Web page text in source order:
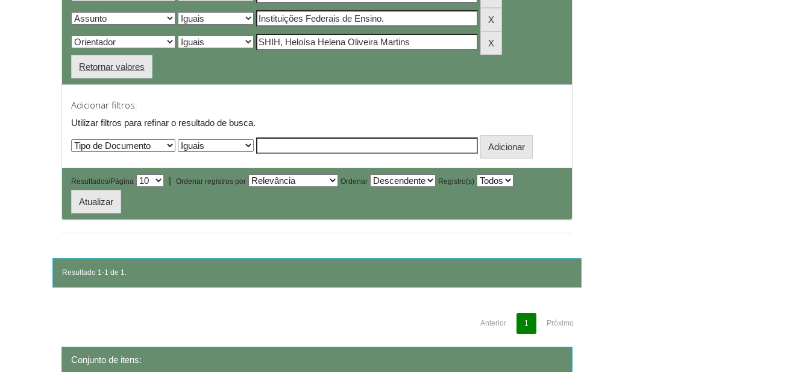
Retornar valores
Adicionar filtros:
Utilizar filtros para refinar o resultado de busca.
Resultados/Página | Ordenar registros por Ordenar Registro(s)
Resultado 1-1 de 1.
Anterior 1 Próximo
Conjunto de itens: